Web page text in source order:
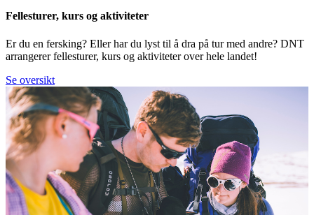
Fellesturer, kurs og aktiviteter
Er du en fersking? Eller har du lyst til å dra på tur med andre? DNT
arrangerer fellesturer, kurs og aktiviteter over hele landet!
Se oversikt